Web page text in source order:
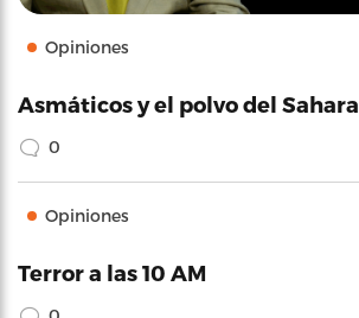
Opiniones
Asmáticos y el polvo del Sahara
0
Opiniones
Terror a las 10 AM